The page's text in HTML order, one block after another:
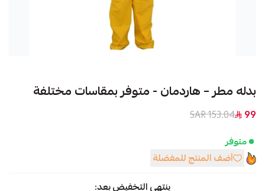
بدله مطر – هاردمان - متوفر بمقاسات مختلفة
99
153.04 SAR
متوفر
أضف المنتج للمفضلة
ينتهي التخفيض بعد: